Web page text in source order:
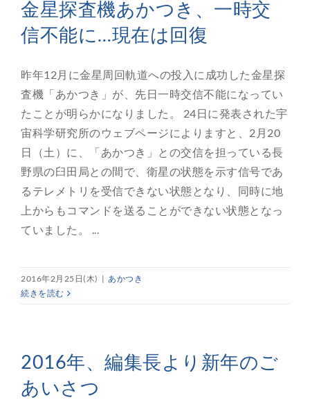
金星探査機あかつき、一時交
信不能に…現在は回復
昨年12月に金星周回軌道への投入に成功した金星探
査機「あかつき」が、先日一時交信不能になってい
たことが明らかになりました。 24日に発表された宇
宙科学研究所のウェブページによりますと、2月20
日（土）に、「あかつき」との交信を担っている長
野県の臼田局との間で、衛星の状態を示す信号であ
るテレメトリを受信できない状態となり、同時に地
上からもコマンドを送ることができない状態となっ
ていました。 ...
2016年2月25日(木) | あかつき
続きを読む
2016年、編集長より新年のご
あいさつ